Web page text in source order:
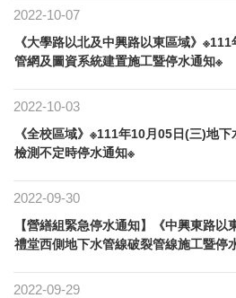
2022-10-07
《大學路以北及中興路以東區域》
管網及圖資系統建置施工暨停水通知※
2022-10-03
《全校區域》※111年10月05日(三)地
檢測不定時停水通知※
2022-09-30
【營繕組緊急停水通知】《中興東路
禮堂西側地下水管線破裂管線施工暨停
2022-09-29